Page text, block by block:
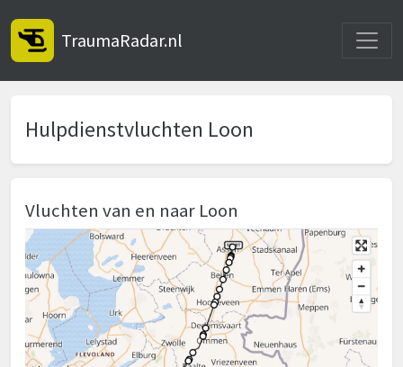
TraumaRadar.nl
Hulpdienstvluchten Loon
Vluchten van en naar Loon